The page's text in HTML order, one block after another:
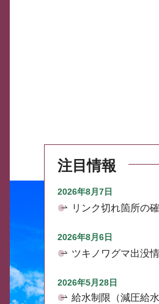
注目情報
2026年8月7日
リンク切れ箇所の
2026年8月6日
ツキノワグマ出没
2026年5月28日
給水制限（減圧給